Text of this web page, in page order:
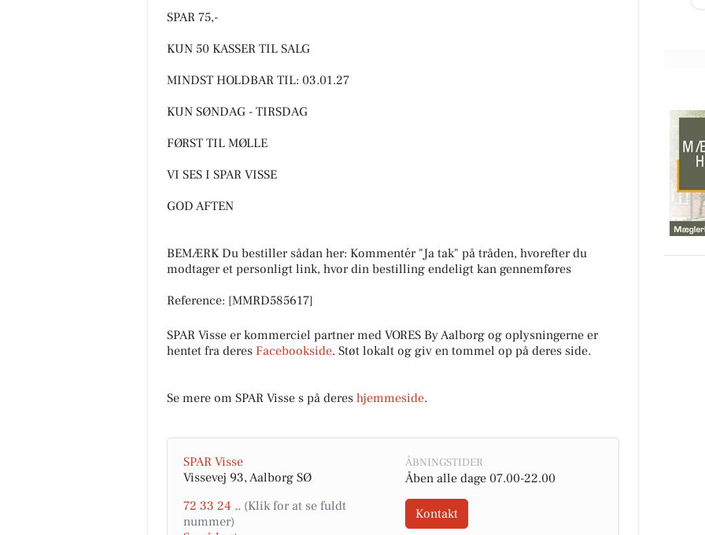
SPAR 75,-
KUN 50 KASSER TIL SALG
MINDST HOLDBAR TIL: 03.01.27
KUN SØNDAG - TIRSDAG
FØRST TIL MØLLE
VI SES I SPAR VISSE
GOD AFTEN
BEMÆRK Du bestiller sådan her: Kommentér "Ja tak" på tråden, hvorefter du
modtager et personligt link, hvor din bestilling endeligt kan gennemføres
Reference: [MMRD585617]
SPAR Visse er kommerciel partner med VORES By Aalborg og oplysningerne er
hentet fra deres Facebookside. Støt lokalt og giv en tommel op på deres side.
Se mere om SPAR Visse s på deres hjemmeside.
SPAR Visse
Vissevej 93, Aalborg SØ
72 33 24 ..
ÅBNINGSTIDER
Åben alle dage 07.00-22.00
Kontakt